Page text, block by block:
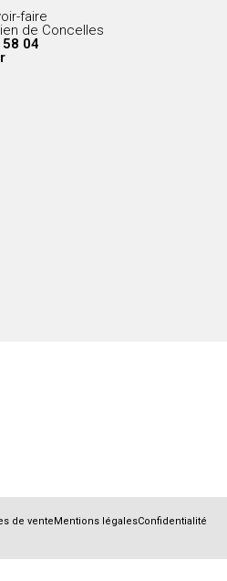
faire
de Concelles
04
de vente Mentions légalesConfidentialité